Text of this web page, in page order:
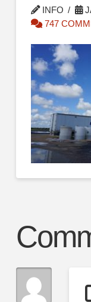
INFO
747